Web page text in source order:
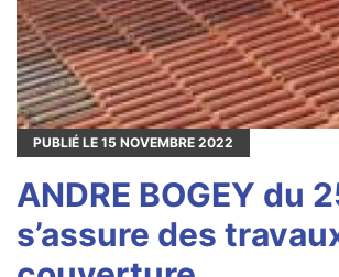
PUBLIÉ LE 15 NOVEMBRE 2022
ANDRE BOGEY du
s’assure des